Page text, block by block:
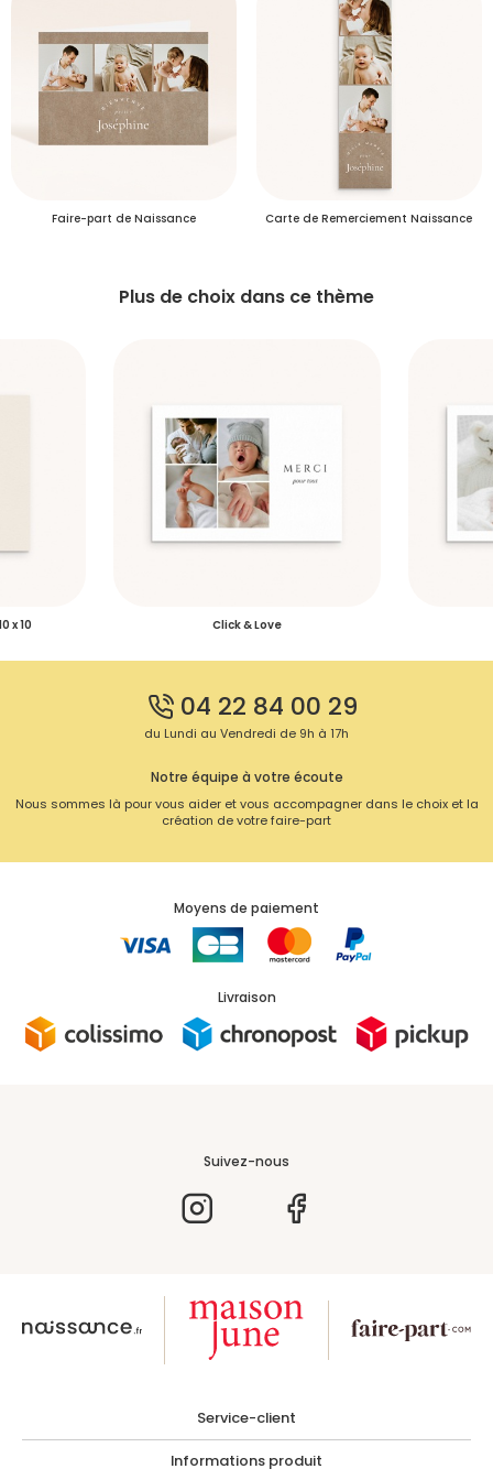
Faire-part de Naissance Carte de Remerciement Naissance
Plus de choix dans ce thème
x 10 Click & Love
04 22 84 00 29
du Lundi au Vendredi de 9h à 17h
Notre équipe à votre écoute
Nous sommes là pour vous aider et vous accompagner dans le choix et la
création de votre faire-part
Moyens de paiement
Livraison
Suivez-nous
Service-client
Informations produit